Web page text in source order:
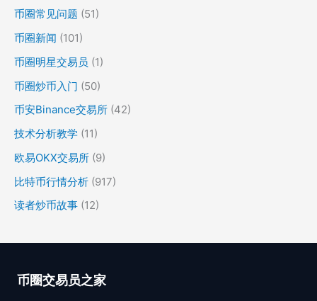
币圈常见问题 (51)
币圈新闻 (101)
币圈明星交易员 (1)
币圈炒币入门 (50)
币安Binance交易所 (42)
技术分析教学 (11)
欧易OKX交易所 (9)
比特币行情分析 (917)
读者炒币故事 (12)
币圈交易员之家